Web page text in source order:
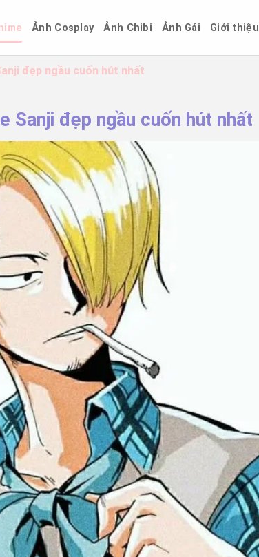
Ảnh Cosplay Ảnh Chibi Ảnh Gái Giới thiệu
đẹp ngầu cuốn hút nhất
Sanji đẹp ngầu cuốn hút nhất